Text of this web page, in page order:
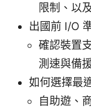
限制、以
出國前 I/O
確認裝置
測速與備
如何選擇最
自助遊、